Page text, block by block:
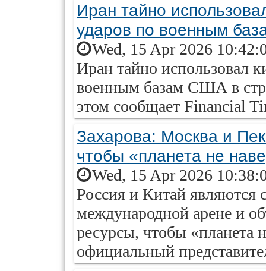
Иран тайно
ударов по военным
Wed, 15 Apr 2026
Иран тайно использовал
военным базам США в
этом сообщает Financial
Захарова: Москва и
чтобы «планета не
Wed, 15 Apr 2026
Россия и Китай
международной арене и
ресурсы, чтобы «планета
официальный